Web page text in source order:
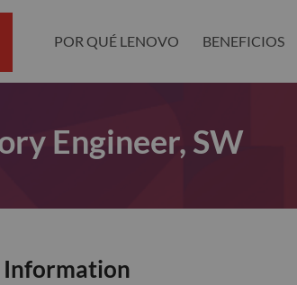
POR QUÉ LENOVO BENEFICIOS
Engineer, SW
Information